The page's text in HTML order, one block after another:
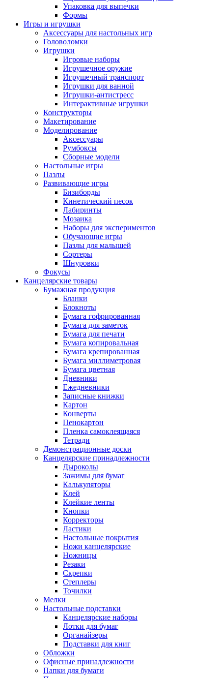
Упаковка для выпечки
Формы
Игры и игрушки
Аксессуары для настольных игр
Головоломки
Игрушки
Игровые наборы
Игрушечное оружие
Игрушечный транспорт
Игрушки для ванной
Игрушки-антистресс
Интерактивные игрушки
Конструкторы
Макетирование
Моделирование
Аксессуары
Румбоксы
Сборные модели
Настольные игры
Пазлы
Развивающие игры
Бизиборды
Кинетический песок
Лабиринты
Мозаика
Наборы для экспериментов
Обучающие игры
Пазлы для малышей
Сортеры
Шнуровки
Фокусы
Канцелярские товары
Бумажная продукция
Бланки
Блокноты
Бумага гофрированная
Бумага для заметок
Бумага для печати
Бумага копировальная
Бумага крепированная
Бумага миллиметровая
Бумага цветная
Дневники
Ежедневники
Записные книжки
Картон
Конверты
Пенокартон
Пленка самоклеящаяся
Тетради
Демонстрационные доски
Канцелярские принадлежности
Дыроколы
Зажимы для бумаг
Калькуляторы
Клей
Клейкие ленты
Кнопки
Корректоры
Ластики
Настольные покрытия
Ножи канцелярские
Ножницы
Резаки
Скрепки
Степлеры
Точилки
Мелки
Настольные подставки
Канцелярские наборы
Лотки для бумаг
Органайзеры
Подставки для книг
Обложки
Офисные принадлежности
Папки для бумаги